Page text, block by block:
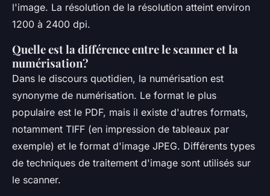
l'image. La résolution de la résolution atteint environ
1200 à 2400 dpi.
Quelle est la différence entre le scanner et la
numérisation?
Dans le discours quotidien, la numérisation est
synonyme de numérisation. Le format le plus
populaire est le PDF, mais il existe d'autres formats,
notamment TIFF (en impression de tableaux par
exemple) et le format d'image JPEG. Différents types
de techniques de traitement d'image sont utilisés sur
le scanner.